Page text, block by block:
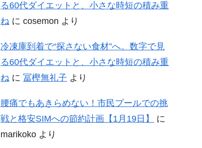
る60代ダイエットと、小さな時短の積み重
ね に cosemon より
冷凍庫到着で“探さない食材”へ。数字で見
る60代ダイエットと、小さな時短の積み重
ね に 冨樫無礼子 より
腰痛でもあきらめない！市民プールでの挑
戦と格安SIMへの節約計画【1月19日】
に
marikoko より